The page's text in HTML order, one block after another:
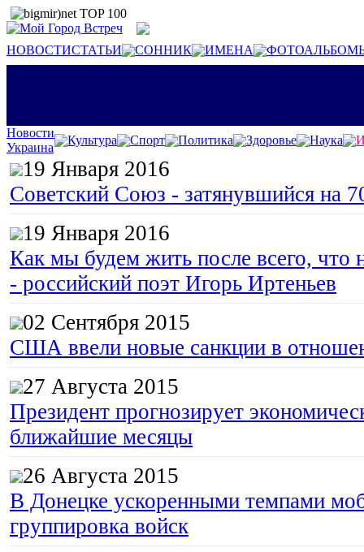
НОВОСТИСТАТЬИ СОННИК ИМЕНА
Новости
Украина
Культура Спорт Политика Здоровье Наука
19 Января 2016
Советский Союз - затянувшийся на
19 Января 2016
Как мы будем жить после всего, что
- российский поэт Игорь Иртеньев
02 Сентября 2015
США ввели новые санкции в
27 Августа 2015
Президент прогнозирует
ближайшие месяцы
26 Августа 2015
В Донецке ускоренными темпами
группировка войск